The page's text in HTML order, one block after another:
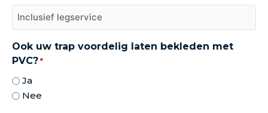
Ook uw trap voordelig laten bekleden met
PVC? *
Ja
Nee